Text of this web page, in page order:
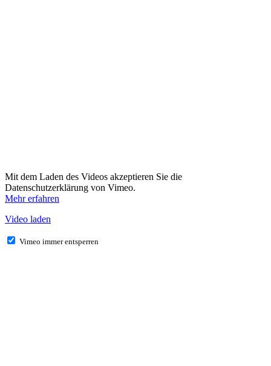
Mit dem Laden des Videos akzeptieren Sie die
Datenschutzerklärung von Vimeo.
Mehr erfahren
Video laden
Vimeo immer entsperren